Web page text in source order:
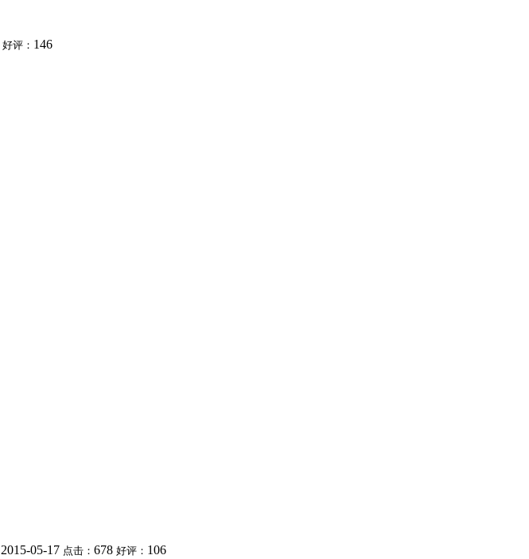
好评： 146
2015-05-17 点击： 678 好评： 106